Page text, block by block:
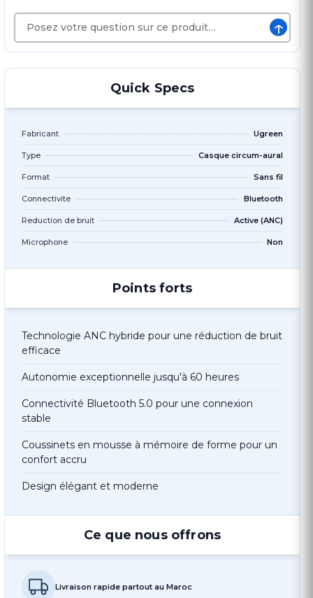
↑
Quick Specs
Fabricant Ugreen
Type Casque circum-aural
Format Sans fil
Connectivite Bluetooth
Reduction de bruit Active (ANC)
Microphone Non
Points forts
Technologie ANC hybride pour une réduction de bruit
efficace
Autonomie exceptionnelle jusqu'à 60 heures
Connectivité Bluetooth 5.0 pour une connexion
stable
Coussinets en mousse à mémoire de forme pour un
confort accru
Design élégant et moderne
Ce que nous offrons
Livraison rapide partout au Maroc